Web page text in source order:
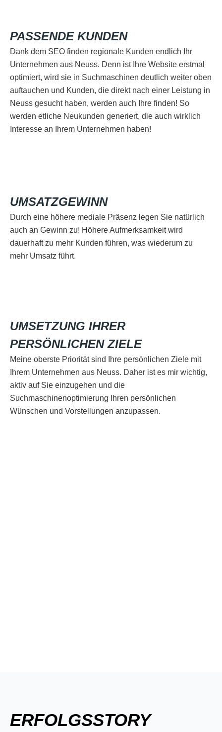
PASSENDE KUNDEN
Dank dem SEO finden regionale Kunden endlich Ihr
Unternehmen aus Neuss. Denn ist Ihre Website erstmal
optimiert, wird sie in Suchmaschinen deutlich weiter oben
auftauchen und Kunden, die direkt nach einer Leistung in
Neuss gesucht haben, werden auch Ihre finden! So
werden etliche Neukunden generiert, die auch wirklich
Interesse an Ihrem Unternehmen haben!
UMSATZGEWINN
Durch eine höhere mediale Präsenz legen Sie natürlich
auch an Gewinn zu! Höhere Aufmerksamkeit wird
dauerhaft zu mehr Kunden führen, was wiederum zu
mehr Umsatz führt.
UMSETZUNG IHRER
PERSÖNLICHEN ZIELE
Meine oberste Priorität sind Ihre persönlichen Ziele mit
Ihrem Unternehmen aus Neuss. Daher ist es mir wichtig,
aktiv auf Sie einzugehen und die
Suchmaschinenoptimierung Ihren persönlichen
Wünschen und Vorstellungen anzupassen.
ERFOLGSSTORY